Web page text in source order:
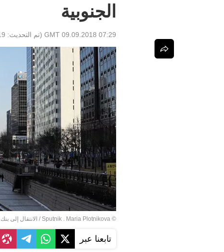
الجنوبية
07:29 GMT 09.09.2018 (تم التحديث:
© Sputnik . Maria Plotnikova
/ الانتقال إلى
تابعنا عبر